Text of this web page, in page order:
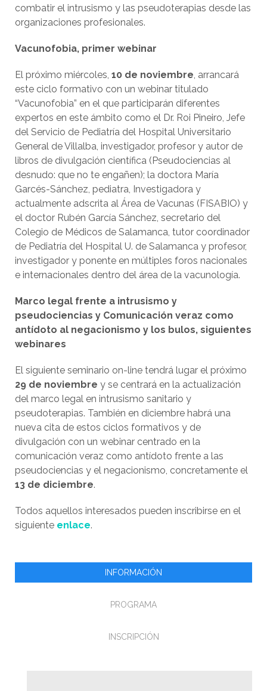
combatir el intrusismo y las pseudoterapias desde las
organizaciones profesionales.
Vacunofobia, primer webinar
El próximo miércoles, 10 de noviembre, arrancará
este ciclo formativo con un webinar titulado
“Vacunofobia” en el que participarán diferentes
expertos en este ámbito como el Dr. Roi Pineiro, Jefe
del Servicio de Pediatría del Hospital Universitario
General de Villalba, investigador, profesor y autor de
libros de divulgación científica (Pseudociencias al
desnudo: que no te engañen); la doctora María
Garcés-Sánchez, pediatra, Investigadora y
actualmente adscrita al Área de Vacunas (FISABIO) y
el doctor Rubén García Sánchez, secretario del
Colegio de Médicos de Salamanca, tutor coordinador
de Pediatría del Hospital U. de Salamanca y profesor,
investigador y ponente en múltiples foros nacionales
e internacionales dentro del área de la vacunología.
Marco legal frente a intrusismo y
pseudociencias y Comunicación veraz como
antídoto al negacionismo y los bulos, siguientes
webinares
El siguiente seminario on-line tendrá lugar el próximo
29 de noviembre y se centrará en la actualización
del marco legal en intrusismo sanitario y
pseudoterapias. También en diciembre habrá una
nueva cita de estos ciclos formativos y de
divulgación con un webinar centrado en la
comunicación veraz como antídoto frente a las
pseudociencias y el negacionismo, concretamente el
13 de diciembre.
Todos aquellos interesados pueden inscribirse en el
siguiente enlace.
INFORMACIÓN
PROGRAMA
INSCRIPCIÓN